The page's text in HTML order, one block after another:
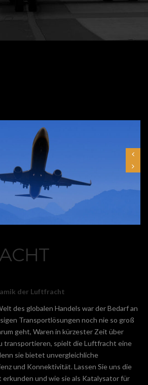
der Luftfracht
des globalen Handels war der Bedarf an
Transportlösungen noch nie so groß
geht, Waren in kürzester Zeit über
transportieren, spielt die Luftfracht eine
sie bietet unvergleichliche
und Konnektivität. Lassen Sie uns die
und wie sie als Katalysator für